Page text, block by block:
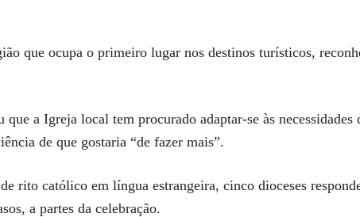
que ocupa o primeiro lugar nos destinos turísticos,
a Igreja local tem procurado adaptar-se às
de que gostaria “de fazer mais”.
rito católico em língua estrangeira, cinco dioceses
a partes da celebração.